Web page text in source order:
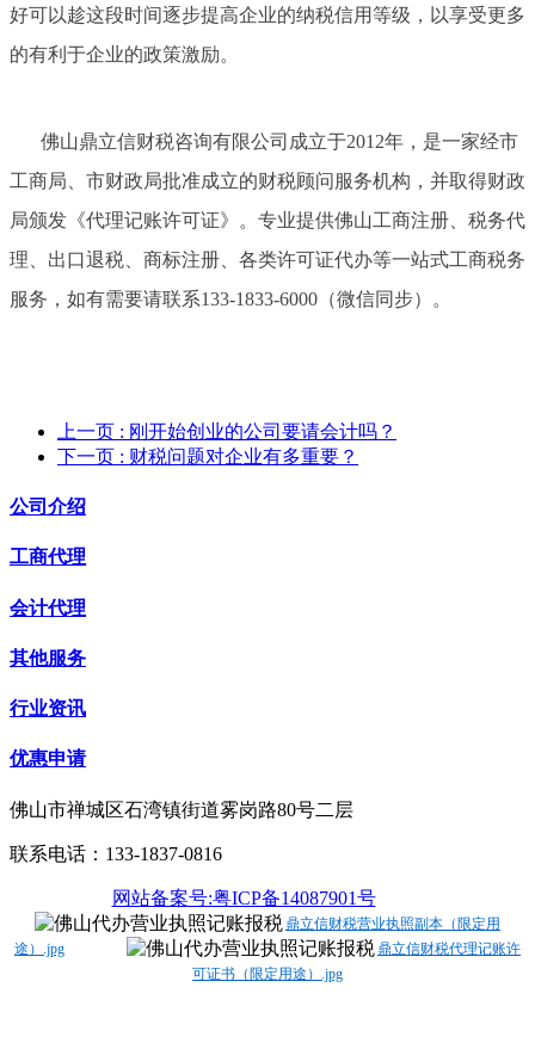
好可以趁这段时间逐步提高企业的纳税信用等级，以享受更多
的有利于企业的政策激励。
佛山鼎立信财税咨询有限公司成立于2012年，是一家经市
工商局、市财政局批准成立的财税顾问服务机构，并取得财政
局颁发《代理记账许可证》。专业提供佛山工商注册、税务代
理、出口退税、商标注册、各类许可证代办等一站式工商税务
服务，如有需要请联系133-1833-6000（微信同步）。
上一页 : 刚开始创业的公司要请会计吗？
下一页 : 财税问题对企业有多重要？
公司介绍
工商代理
会计代理
其他服务
行业资讯
优惠申请
佛山市禅城区石湾镇街道雾岗路80号二层
联系电话：133-1837-0816
网站备案号:粤ICP备14087901号
鼎立信财税营业执照副本（限定用
途）.jpg
鼎立信财税代理记账许
可证书（限定用途）.jpg